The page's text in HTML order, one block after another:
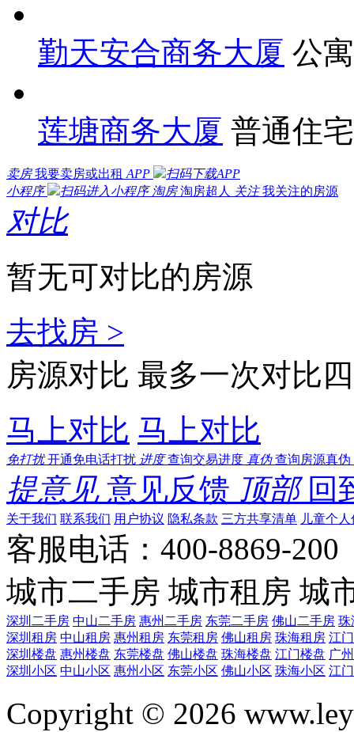
勤天安合商务大厦 公
莲塘商务大厦 普通住
卖房 我要卖房或出租 APP
扫码下载APP
小程序
扫码进入小程序 淘房 淘房超人 关注 我关注的房源
对比
暂无可对比的房源
去找房 >
房源对比 最多一次对比
马上对比 马上对比
免打扰 开通免电话打扰 进度 查询交易进度 真伪 查询房源真伪
提意见 意见反馈 顶部 回
关于我们 联系我们 用户协议 隐私条款 三方共享清单 儿童个
客服电话：400-8869-200
城市二手房 城市租房 城
深圳二手房 中山二手房 惠州二手房 东莞二手房 佛山二手房 珠
深圳租房 中山租房 惠州租房 东莞租房 佛山租房 珠海租房 江
深圳楼盘 惠州楼盘 东莞楼盘 佛山楼盘 珠海楼盘 江门楼盘 广
深圳小区 中山小区 惠州小区 东莞小区 佛山小区 珠海小区 江
Copyright © 2026